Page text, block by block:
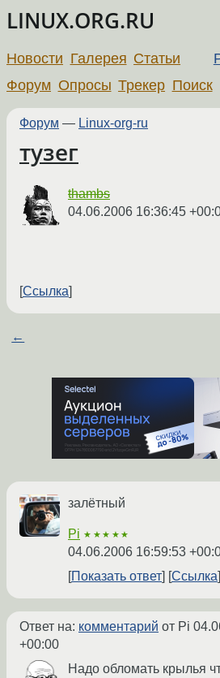
LINUX.ORG.RU
Новости Галерея Статьи
Форум Опросы Трекер Поиск
Форум — Linux-org-ru
тузег
thambs
04.06.2006 16:36:45
Ссылка
←
залётный
Pi ★★★★★
04.06.2006 16:59:53
Показать ответ
Ссылка
Ответ на: комментарий от Pi
+00:00
Надо обломать крылья